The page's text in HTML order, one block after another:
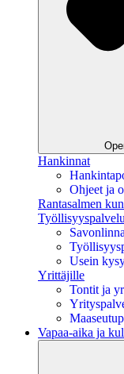
Hankinnat
Ohjeet ja
Rantasalmen
Usein
Yrittäjille
Tontit ja
Vapaa-aika ja